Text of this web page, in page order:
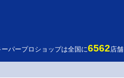
ーパープロショップは全国に6562店舗